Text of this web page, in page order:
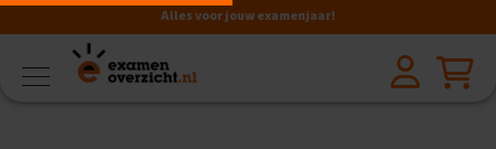
Alles voor jouw examenjaar!
VMBO